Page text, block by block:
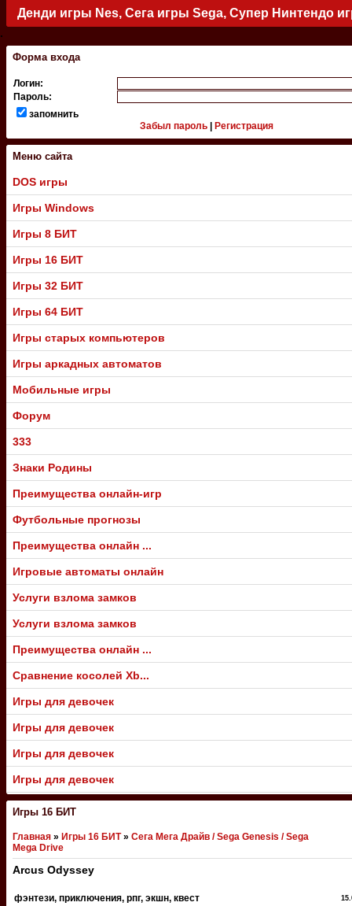
Денди игры Nes, Сега игры Sega, Супер Нинтендо
.
Форма входа
Логин:
Пароль:
запомнить
Забыл пароль
Регистрация
Меню сайта
DOS игры
Игры Windows
Игры 8 БИТ
Игры 16 БИТ
Игры 32 БИТ
Игры 64 БИТ
Игры старых компьютеров
Игры аркадных автоматов
Мобильные игры
Форум
333
Знаки Родины
Преимущества онлайн-игр
Футбольные прогнозы
Преимущества онлайн ...
Игровые автоматы онлайн
Услуги взлома замков
Услуги взлома замков
Преимущества онлайн ...
Сравнение косолей Xb...
Игры для девочек
Игры для девочек
Игры для девочек
Игры для девочек
Игры 16 БИТ
Главная » Игры 16 БИТ» Сега Мега Драйв / Sega Genesis / Sega
Mega Drive
Arcus Odyssey
фэнтези, приключения, рпг, экшн, квест